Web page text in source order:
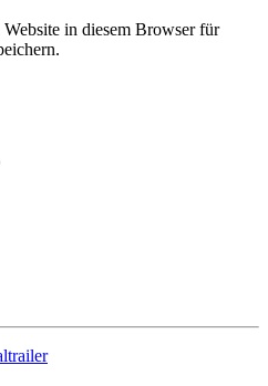
in diesem Browser für